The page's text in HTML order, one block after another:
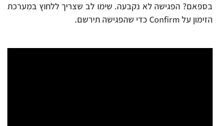
בספאם? הפגישה לא נקבעה. שימו לב שצריך ללחוץ במערכת
הזימון על Confirm כדי שהפגישה תירשם.